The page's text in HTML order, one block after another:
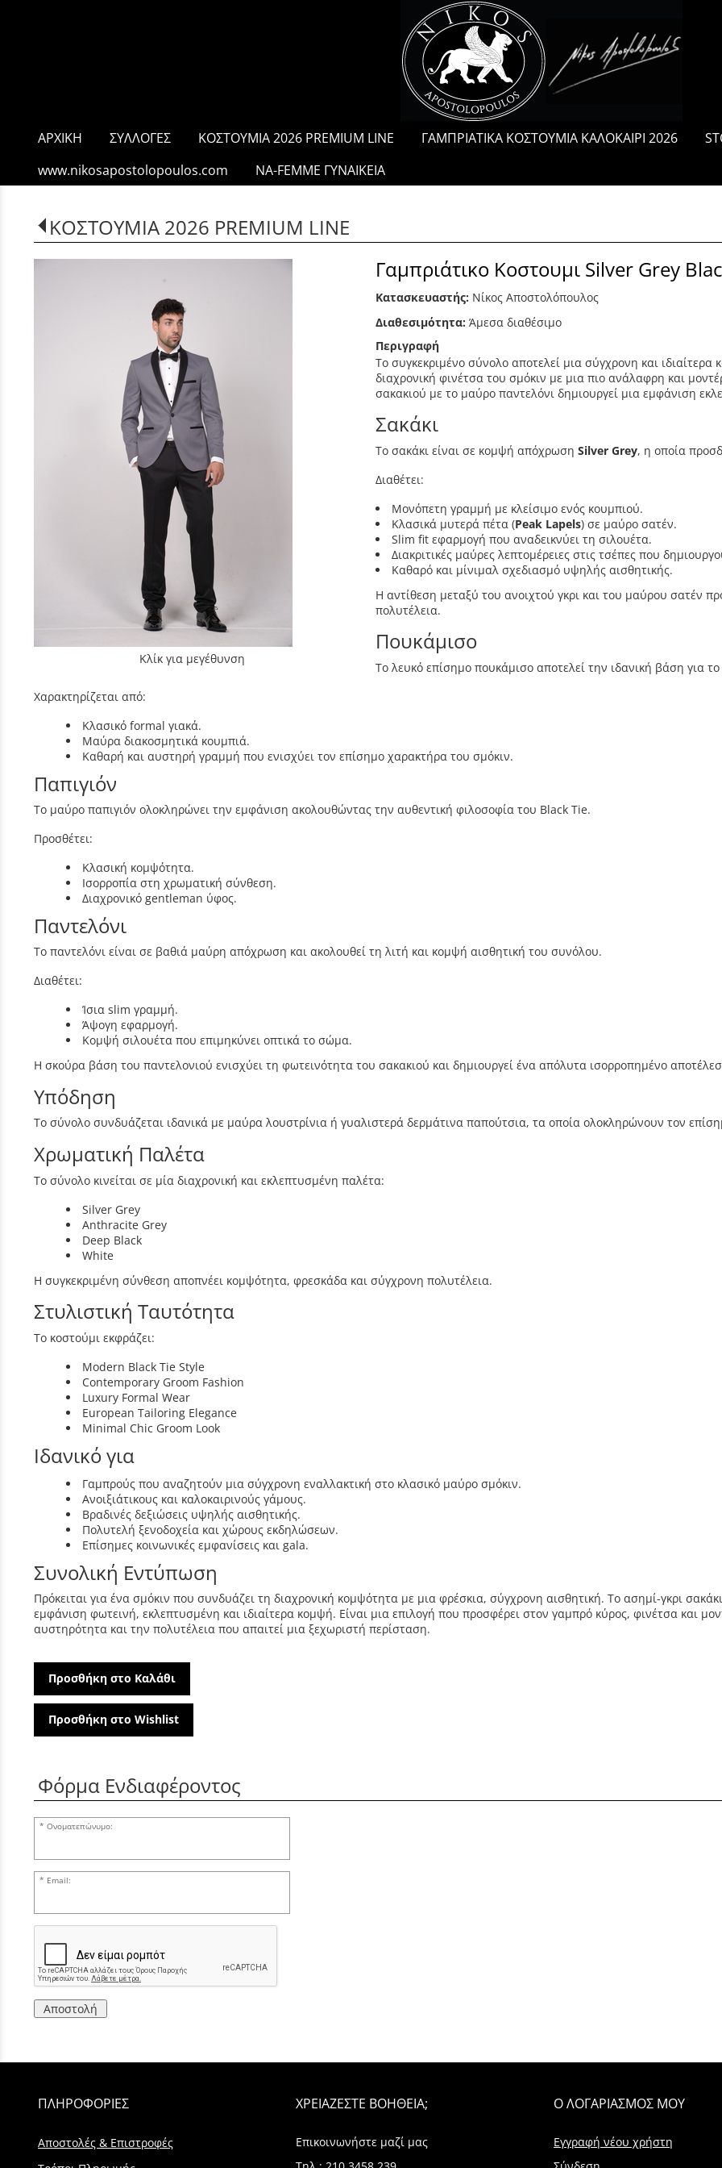
ΑΡΧΙΚΗ ΣΥΛΛΟΓΕΣ ΚΟΣΤΟΥΜΙΑ 2026 PREMIUM LINE ΓΑΜΠΡΙΑΤΙΚΑ ΚΟΣΤΟΥΜΙΑ ΚΑΛΟΚΑΙΡΙ 2026
www.nikosapostolopoulos.com
NA-FEMME ΓΥΝΑΙΚΕΙΑ
ΚΟΣΤΟΥΜΙΑ 2026 PREMIUM LINE
Κλίκ για μεγέθυνση
Γαμπριάτικο Κοστουμι Silver Grey
Κατασκευαστής: Νίκος Αποστολόπουλος
Διαθεσιμότητα: Άμεσα διαθέσιμο
Περιγραφή
Το συγκεκριμένο σύνολο αποτελεί μια σύγχρονη και
διαχρονική φινέτσα του σμόκιν με μια πιο ανάλαφρη και
σακακιού με το μαύρο παντελόνι δημιουργεί μια εμφάνιση
Σακάκι
Το σακάκι είναι σε κομψή απόχρωση Silver Grey, η οποία
Διαθέτει:
Μονόπετη γραμμή με κλείσιμο ενός κουμπιού.
Κλασικά μυτερά πέτα (Peak Lapels) σε μαύρο σατέν.
Slim fit εφαρμογή που αναδεικνύει τη σιλουέτα.
Διακριτικές μαύρες λεπτομέρειες στις τσέπες που
Καθαρό και μίνιμαλ σχεδιασμό υψηλής αισθητικής.
Η αντίθεση μεταξύ του ανοιχτού γκρι και του μαύρου σατέν
πολυτέλεια.
Πουκάμισο
Το λευκό επίσημο πουκάμισο αποτελεί την ιδανική βάση για
Χαρακτηρίζεται από:
Κλασικό formal γιακά.
Μαύρα διακοσμητικά κουμπιά.
Καθαρή και αυστηρή γραμμή που ενισχύει τον επίσημο χαρακτήρα του σμόκιν.
Παπιγιόν
Το μαύρο παπιγιόν ολοκληρώνει την εμφάνιση ακολουθώντας την αυθεντική φιλοσοφία του Black Tie.
Προσθέτει:
Κλασική κομψότητα.
Ισορροπία στη χρωματική σύνθεση.
Διαχρονικό gentleman ύφος.
Παντελόνι
Το παντελόνι είναι σε βαθιά μαύρη απόχρωση και ακολουθεί τη λιτή και κομψή αισθητική του συνόλου.
Διαθέτει:
Ίσια slim γραμμή.
Άψογη εφαρμογή.
Κομψή σιλουέτα που επιμηκύνει οπτικά το σώμα.
Η σκούρα βάση του παντελονιού ενισχύει τη φωτεινότητα του σακακιού και δημιουργεί ένα απόλυτα ισορροπημένο
Υπόδηση
Το σύνολο συνδυάζεται ιδανικά με μαύρα λουστρίνια ή γυαλιστερά δερμάτινα παπούτσια, τα οποία ολοκληρώνουν τον
Χρωματική Παλέτα
Το σύνολο κινείται σε μία διαχρονική και εκλεπτυσμένη παλέτα:
Silver Grey
Anthracite Grey
Deep Black
White
Η συγκεκριμένη σύνθεση αποπνέει κομψότητα, φρεσκάδα και σύγχρονη πολυτέλεια.
Στυλιστική Ταυτότητα
Το κοστούμι εκφράζει:
Modern Black Tie Style
Contemporary Groom Fashion
Luxury Formal Wear
European Tailoring Elegance
Minimal Chic Groom Look
Ιδανικό για
Γαμπρούς που αναζητούν μια σύγχρονη εναλλακτική στο κλασικό μαύρο σμόκιν.
Ανοιξιάτικους και καλοκαιρινούς γάμους.
Βραδινές δεξιώσεις υψηλής αισθητικής.
Πολυτελή ξενοδοχεία και χώρους εκδηλώσεων.
Επίσημες κοινωνικές εμφανίσεις και gala.
Συνολική Εντύπωση
Πρόκειται για ένα σμόκιν που συνδυάζει τη διαχρονική κομψότητα με μια φρέσκια, σύγχρονη αισθητική. Το ασημί-γκρι
εμφάνιση φωτεινή, εκλεπτυσμένη και ιδιαίτερα κομψή. Είναι μια επιλογή που προσφέρει στον γαμπρό κύρος, φινέτσα και
αυστηρότητα και την πολυτέλεια που απαιτεί μια ξεχωριστή περίσταση.
Προσθήκη στο Καλάθι
Προσθήκη στο Wishlist
Φόρμα Ενδιαφέροντος
Ονοματεπώνυμο:
Email:
Αποστολή
ΠΛΗΡΟΦΟΡΙΕΣ
Αποστολές & Επιστροφές
ΧΡΕΙΑΖΕΣΤΕ ΒΟΗΘΕΙΑ;
Επικοινωνήστε μαζί μας
Ο ΛΟΓΑΡΙΑΣΜΟΣ ΜΟΥ
Εγγραφή νέου χρήστη